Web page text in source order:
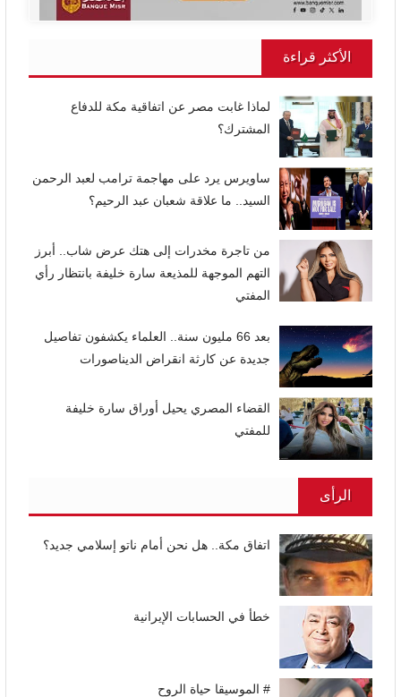
الأكثر قراءة
لماذا غابت مصر عن اتفاقية مكة للدفاع
المشترك؟
ساويرس يرد على مهاجمة ترامب لعبد الرحمن
السيد.. ما علاقة شعبان عبد الرحيم؟
من تاجرة مخدرات إلى هتك عرض شاب.. أبرز
التهم الموجهة للمذيعة سارة خليفة بانتظار رأي
المفتي
بعد 66 مليون سنة.. العلماء يكشفون تفاصيل
جديدة عن كارثة انقراض الديناصورات
القضاء المصري يحيل أوراق سارة خليفة
للمفتي
الرأى
اتفاق مكة.. هل نحن أمام ناتو إسلامي جديد؟
خطأ في الحسابات الإيرانية
# الموسيقا حياة الروح